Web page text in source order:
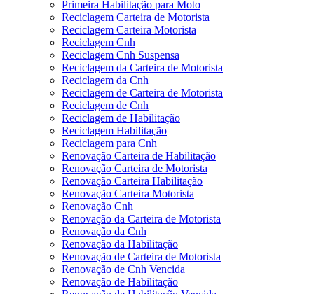
Primeira Habilitação para Moto
Reciclagem Carteira de Motorista
Reciclagem Carteira Motorista
Reciclagem Cnh
Reciclagem Cnh Suspensa
Reciclagem da Carteira de Motorista
Reciclagem da Cnh
Reciclagem de Carteira de Motorista
Reciclagem de Cnh
Reciclagem de Habilitação
Reciclagem Habilitação
Reciclagem para Cnh
Renovação Carteira de Habilitação
Renovação Carteira de Motorista
Renovação Carteira Habilitação
Renovação Carteira Motorista
Renovação Cnh
Renovação da Carteira de Motorista
Renovação da Cnh
Renovação da Habilitação
Renovação de Carteira de Motorista
Renovação de Cnh Vencida
Renovação de Habilitação